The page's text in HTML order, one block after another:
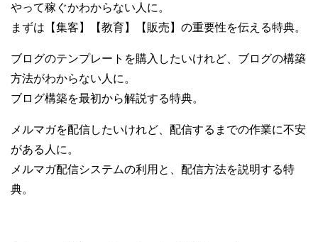
やって稼ぐかわからない人に。
まずは【集客】【教育】【販売】の重要性を伝える特典。
ブログのテンプレートを購入したいけれど、ブログの構築
方法がわからない人に。
ブログ構築を最初から解説する特典。
メルマガを配信したいけれど、配信するまでの作業に不安
がある人に。
メルマガ配信システムの利用と、配信方法を説明する特
典。